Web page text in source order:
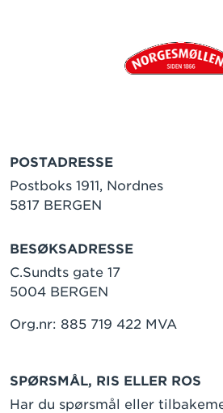
POSTADRESSE
Postboks 1911, Nordnes
5817 BERGEN
BESØKSADRESSE
C.Sundts gate 17
5004 BERGEN
Org.nr: 885 719 422 MVA
SPØRSMÅL, RIS ELLER ROS
Har du spørsmål eller